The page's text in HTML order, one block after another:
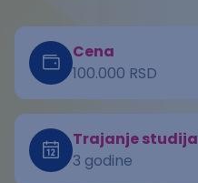
Cena
100.000 RSD
Trajanje studija
3 godine